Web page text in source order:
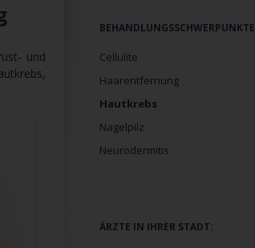
und
Navigation
BEHANDLUNGSSCHWERPUNKTE
Cellulite
Haarentfernung
Hautkrebs
Nagelpilz
Neurodermitis
Navigation
ÄRZTE IN IHRER STADT: